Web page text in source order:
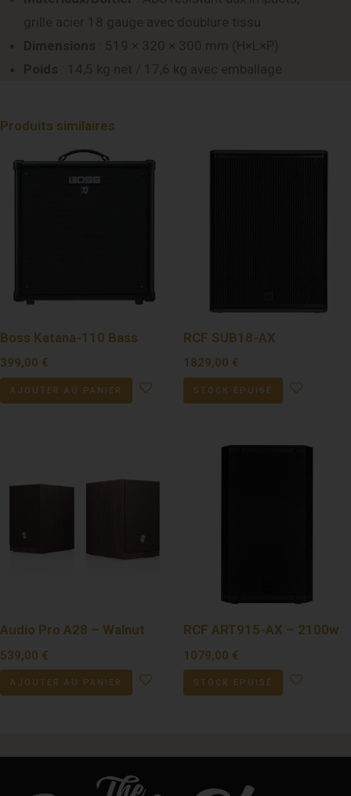
Produits similaires
Boss Katana-110 Bass
399,00 €
AJOUTER AU PANIER
RCF SUB18-AX
1829,00 €
STOCK ÉPUISÉ
Audio Pro A28 – Walnut
539,00 €
AJOUTER AU PANIER
RCF ART915-AX – 2100w
1079,00 €
STOCK ÉPUISÉ